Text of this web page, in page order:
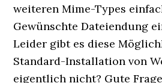
weiteren Mime-Types
Gewünschte Dateiendung
Leider gibt es diese
Standard-Installation von
eigentlich nicht? Gute